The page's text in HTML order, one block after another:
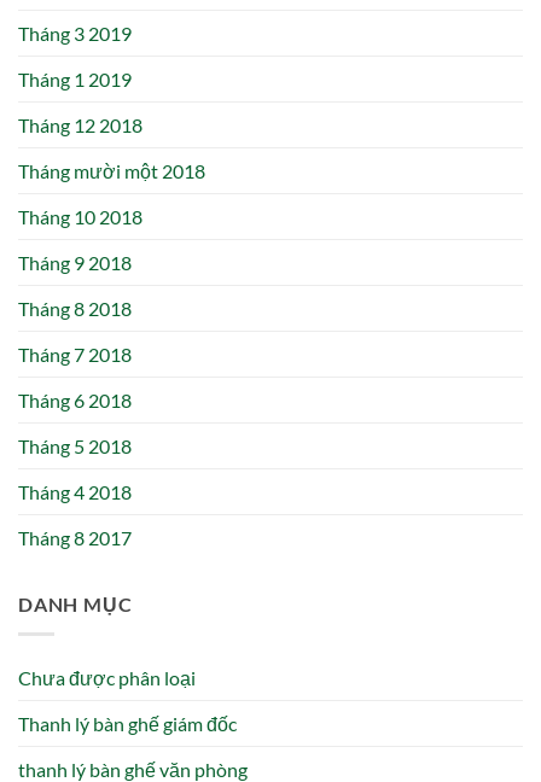
Tháng 3 2019
Tháng 1 2019
Tháng 12 2018
Tháng mười một 2018
Tháng 10 2018
Tháng 9 2018
Tháng 8 2018
Tháng 7 2018
Tháng 6 2018
Tháng 5 2018
Tháng 4 2018
Tháng 8 2017
DANH MỤC
Chưa được phân loại
Thanh lý bàn ghế giám đốc
thanh lý bàn ghế văn phòng